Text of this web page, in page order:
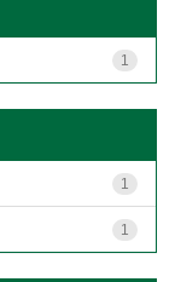
1
1
1